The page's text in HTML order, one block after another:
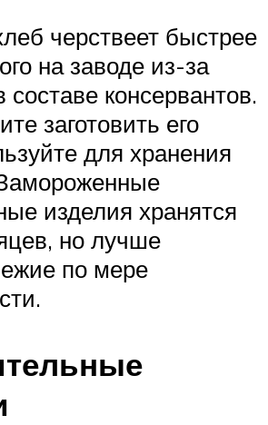
черствеет быстрее
на заводе из-за
составе консервантов.
заготовить его
для хранения
изделия хранятся
но лучше
по мере